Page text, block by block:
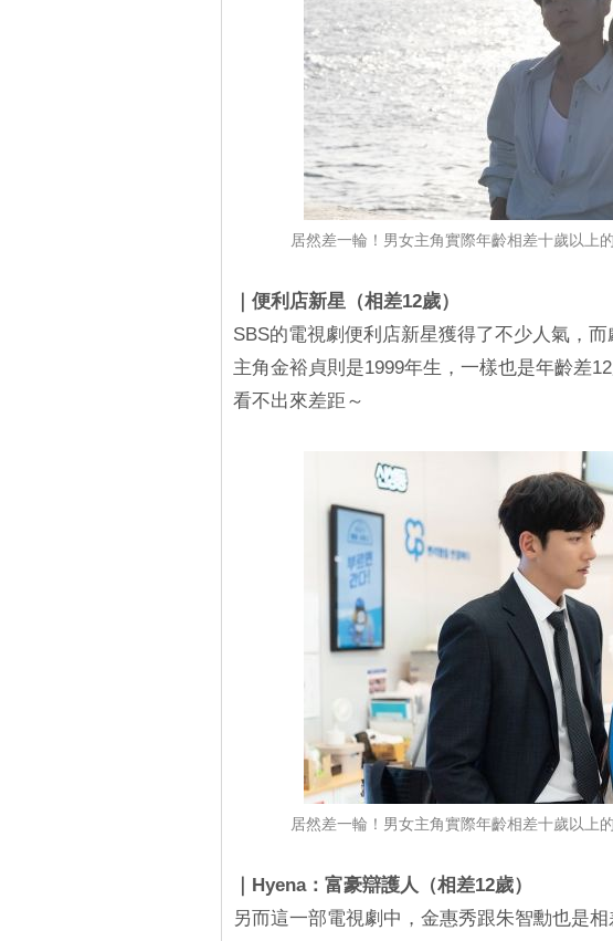
居然差一輪！男女主角實際年齡相差十歲以上
｜便利店新星（相差12歲）
SBS的電視劇便利店新星獲得了不少人氣，
主角金裕貞則是1999年生，一樣也是年齡差
看不出來差距～
居然差一輪！男女主角實際年齡相差十歲以上
｜Hyena：富豪辯護人（相差12歲）
另而這一部電視劇中，金惠秀跟朱智勳也是